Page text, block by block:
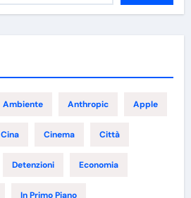
Ambiente Anthropic Apple
Cina Cinema Città
Detenzioni Economia
In Primo Piano